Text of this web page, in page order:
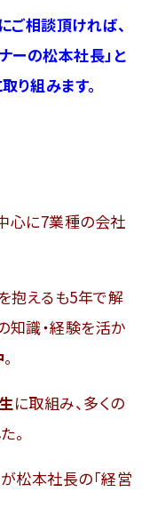
ご相談頂ければ、
ーの松本社長」と
り組みます。
心に7業種の会社
抱えるも5年で解
知識・経験を活か
。
に取組み、多くの
。
が松本社長の「経営